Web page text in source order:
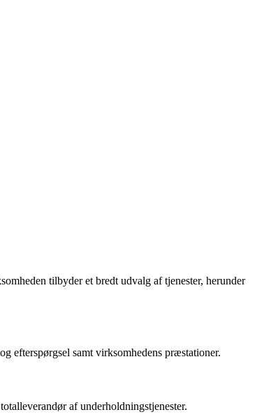
tilbyder et bredt udvalg af tjenester, herunder
efterspørgsel samt virksomhedens præstationer.
af underholdningstjenester.